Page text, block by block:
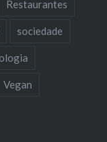
Restaurantes
sociedade
Vegan